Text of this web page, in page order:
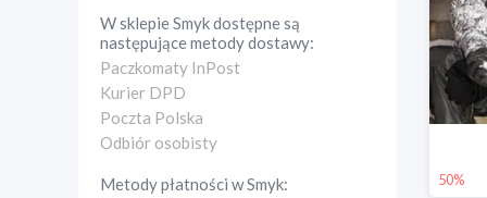
W sklepieSmykdostępne są
następujące metody dostawy:
Paczkomaty InPost
Kurier DPD
Poczta Polska
Odbiór osobisty
Metody płatności wSmyk:
50%